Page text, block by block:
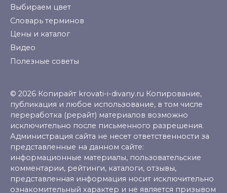
Выбираем цвет
Словарь терминов
Цены и каталог
Видео
Полезные советы
© 2026 Копирайт krovati-i-divany.ru Копирование,
публикация и любое использование, в том числе
переработка (рерайт) материалов возможно
исключительно после письменного разрешения.
Администрация сайта не несет ответственности за
представленные на данном сайте:
информационные материалы, пользовательские
комментарии, рейтинги, каталоги, отзывы,
представленная информация носит исключительно
ознакомительный характер и не является призывом